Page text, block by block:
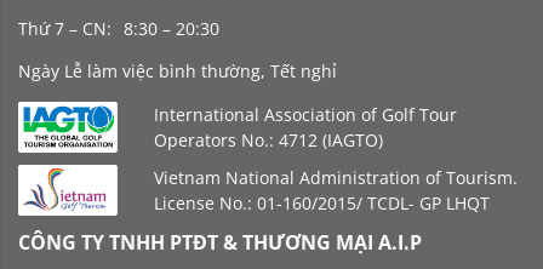
Thứ 7 – CN: 8:30 – 20:30
Ngày Lễ làm việc bình thường, Tết nghỉ
International Association of Golf Tour
Operators No.: 4712 (IAGTO)
Vietnam National Administration of Tourism.
License No.: 01-160/2015/ TCDL- GP LHQT
CÔNG TY TNHH PTĐT & THƯƠNG MẠI A.I.P